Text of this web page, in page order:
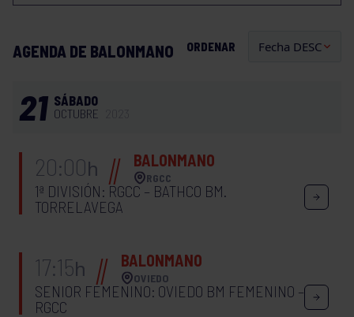
AGENDA DE BALONMANO ORDENAR
21 SÁBADO
OCTUBRE
20:00h BALONMANO
RGCC
1ª DIVISIÓN: RGCC – BATHCO BM.
TORRELAVEGA
17:15h BALONMANO
OVIEDO
SENIOR FEMENINO: OVIEDO BM FEMENINO –
RGCC